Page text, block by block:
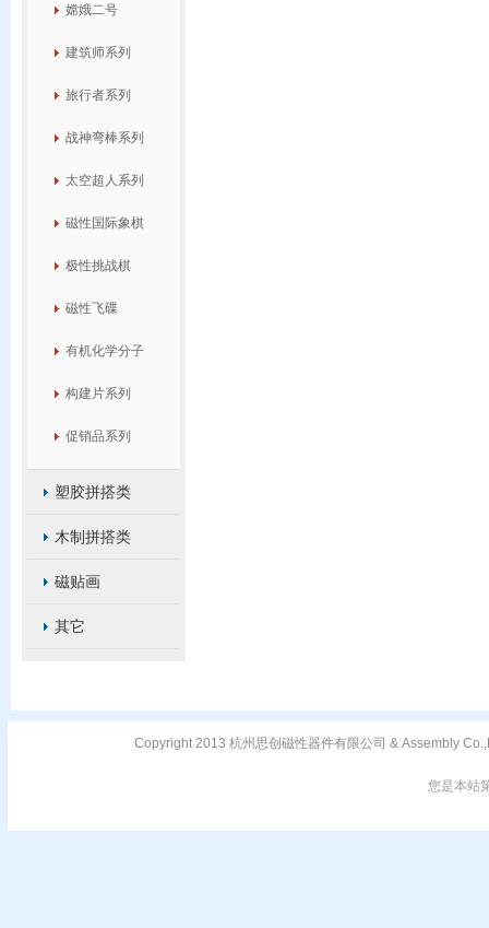
嫦娥二号
建筑师系列
旅行者系列
战神弯棒系列
太空超人系列
磁性国际象棋
极性挑战棋
磁性飞碟
有机化学分子
构建片系列
促销品系列
塑胶拼搭类
木制拼搭类
磁贴画
其它
Copyright 2013 杭州思创磁性器件有限公司 & Assembly
您是本站